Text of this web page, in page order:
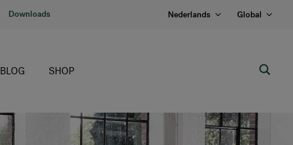
Downloads Nederlands Global
BLOG SHOP